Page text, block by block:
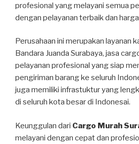
profesional yang melayani semua
dengan pelayanan terbaik dan
Perusahaan ini merupakan layanan
Bandara Juanda Surabaya, jasa
pelayanan profesional yang siap
pengiriman barang ke seluruh
juga memiliki infrastuktur yang
di seluruh kota besar di Indonesai.
Keunggulan dari Cargo Murah
melayani dengan cepat dan